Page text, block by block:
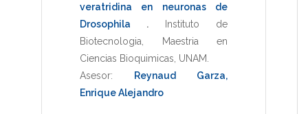
veratridina en neuronas de
Drosophila .
Instituto de
Biotecnologia
Maestria en
Ciencias Bioquimicas UNAM
Asesor: Reynaud Garza,
Enrique Alejandro